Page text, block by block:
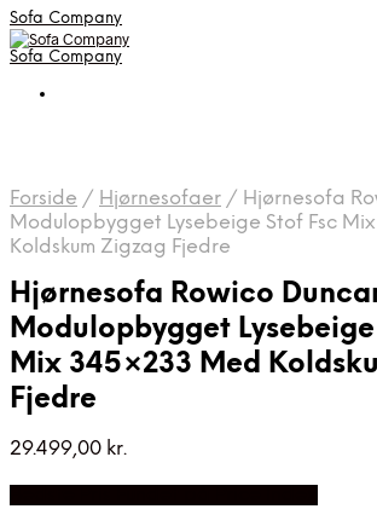
Sofa Company
Sofa Company
Forside / Hjørnesofaer / Hjørnesofa
Modulopbygget Lysebeige Stof Fsc
Koldskum Zigzag Fjedre
Hjørnesofa Rowico
Modulopbygget Lysebeige
Mix 345×233 Med
Fjedre
29.499,00 kr.